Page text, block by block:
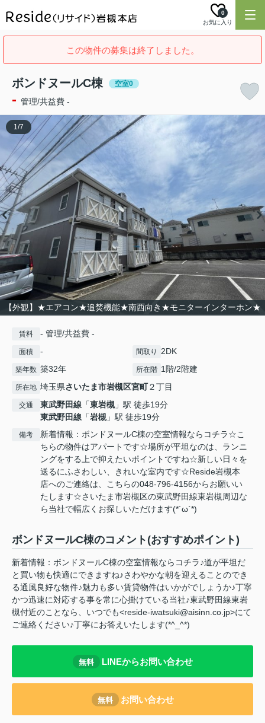
お気に入り
0
この物件の募集は終了しました。
ボンドヌールC棟 空室0
- 管理/共益費 -
【外観】★エアコン★追焚機能★南西向き★モニターインターホン★
1/7
賃料 - 管理/共益費 -
面積 - 間取り 2DK
築年数 築32年 所在階 1階/2階建
所在地 埼玉県さいたま市岩槻区宮町２丁目
交通 東武野田線 「東岩槻 」駅 徒歩19分
東武野田線 「岩槻 」駅 徒歩19分
備考
新着情報：ボンドヌールC棟の空室情報ならコチラ☆こ
ちらの物件はアパートです☆場所が平坦なのは、ランニ
ングをする上で抑えたいポイントですね☆新しい日々を
送るにふさわしい、きれいな室内です☆Reside岩槻本
店へのご連絡は、こちらの048-796-4156からお願いい
たします☆さいたま市岩槻区の東武野田線東岩槻周辺な
ら当社で幅広くお探しいただけます(*´ω`*)
ボンドヌールC棟のコメント(おすすめポイント)
新着情報：ボンドヌールC棟の空室情報ならコチラ♪道が平坦だ
と買い物も快適にできますね♪さわやかな朝を迎えることのでき
る通風良好な物件♪魅力も多い賃貸物件はいかがでしょうか♪丁寧
かつ迅速に対応する事を常に心掛けている当社♪東武野田線東岩
槻付近のことなら、いつでも<reside-iwatsuki@aisinn.co.jp>にて
ご連絡ください♪丁寧にお答えいたします(*^_^*)
無料 LINEからお問い合わせ
無料 お問い合わせ